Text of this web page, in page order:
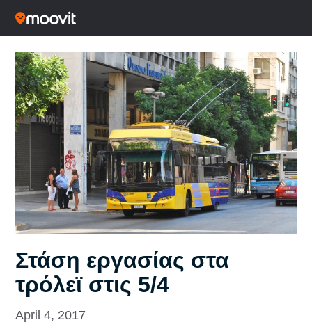
Στάση εργασίας στα
τρόλεϊ στις 5/4
April 4, 2017